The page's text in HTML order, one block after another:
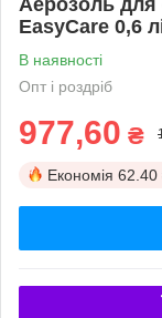
EasyCare 0,6
В наявності
Опт і роздріб
977,60 ₴
Економія 62.40